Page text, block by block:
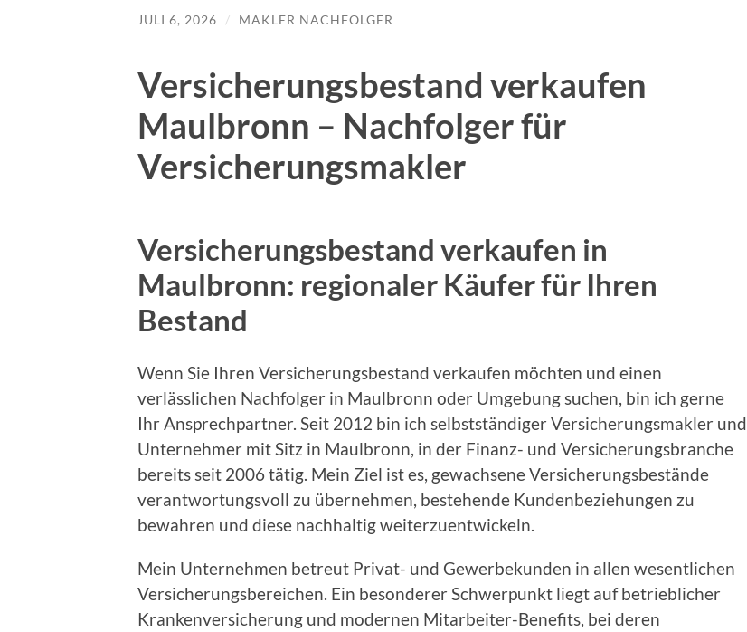
JULI 6, 2026 / MAKLER NACHFOLGER
Versicherungsbestand verkaufen
Maulbronn – Nachfolger für
Versicherungsmakler
Versicherungsbestand verkaufen in
Maulbronn: regionaler Käufer für Ihren
Bestand
Wenn Sie Ihren Versicherungsbestand verkaufen möchten und einen
verlässlichen Nachfolger in Maulbronn oder Umgebung suchen, bin ich gerne
Ihr Ansprechpartner. Seit 2012 bin ich selbstständiger Versicherungsmakler und
Unternehmer mit Sitz in Maulbronn, in der Finanz- und Versicherungsbranche
bereits seit 2006 tätig. Mein Ziel ist es, gewachsene Versicherungsbestände
verantwortungsvoll zu übernehmen, bestehende Kundenbeziehungen zu
bewahren und diese nachhaltig weiterzuentwickeln.
Mein Unternehmen betreut Privat- und Gewerbekunden in allen wesentlichen
Versicherungsbereichen. Ein besonderer Schwerpunkt liegt auf betrieblicher
Krankenversicherung und modernen Mitarbeiter-Benefits, bei deren